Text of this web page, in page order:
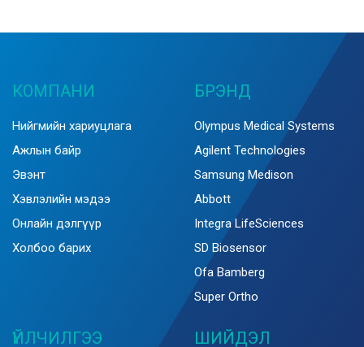
КОМПАНИ
Нийгмийн хариуцлага
Ажлын байр
Эвэнт
Хэвлэлийн мэдээ
Онлайн дэлгүүр
Холбоо барих
БРЭНД
Olympus Medical Systems
Agilent Technologies
Samsung Medison
Abbott
Integra LifeSciences
SD Biosensor
Ofa Bamberg
Super Ortho
ҮЙЛЧИЛГЭЭ ШИЙДЭЛ